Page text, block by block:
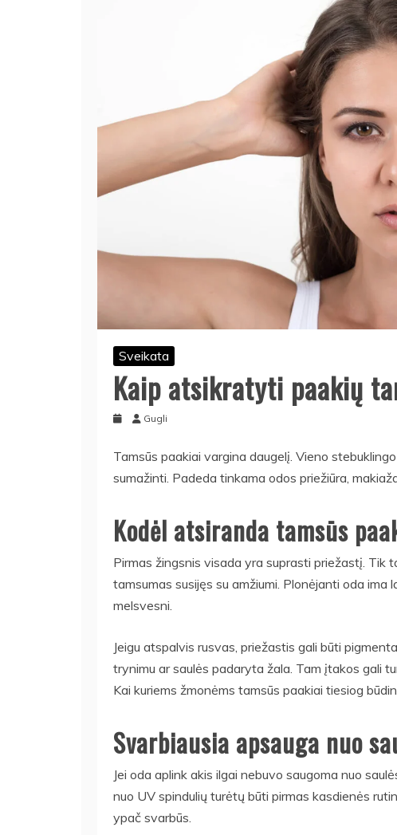
Sveikata
Kaip atsikratyti paakių
Gugli
Tamsūs paakiai vargina daugelį. Vieno
sumažinti. Padeda tinkama odos priežiūra,
Kodėl atsiranda tamsūs
Pirmas žingsnis visada yra suprasti priežastį. Tik
tamsumas susijęs su amžiumi. Plonėjanti oda
melsvesni.
Jeigu atspalvis rusvas, priežastis gali būti
trynimu ar saulės padaryta žala. Tam įtakos gali
Kai kuriems žmonėms tamsūs paakiai tiesiog
Svarbiausia apsauga nuo
Jei oda aplink akis ilgai nebuvo saugoma nuo
nuo UV spindulių turėtų būti pirmas kasdienės
ypač svarbūs.